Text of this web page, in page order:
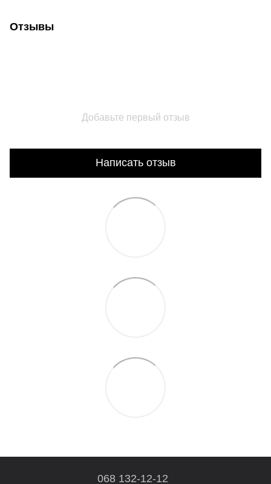
Отзывы
Добавьте первый отзыв
Написать отзыв
068 132-12-12